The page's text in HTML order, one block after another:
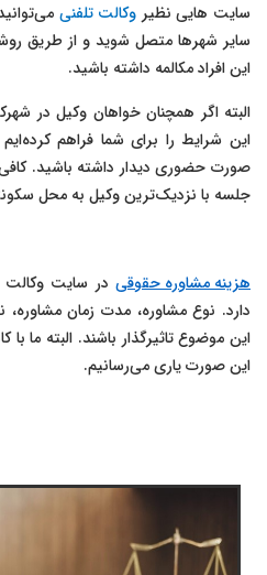
سایت هایی نظیر وکالت تلفنی
سایر شهرها متصل شوید و از طریق
این افراد مکالمه داشته باشید.
البته اگر همچنان خواهان وکیل در
این شرایط را برای شما فراهم
صورت حضوری دیدار داشته باشید. کافی
جلسه با نزدیک‌ترین وکیل به محل
هزینه مشاوره حقوقی در سایت وکالت
دارد. نوع مشاوره، مدت زمان
این موضوع تاثیرگذار باشند. البته ما
این صورت یاری می‌رسانیم.